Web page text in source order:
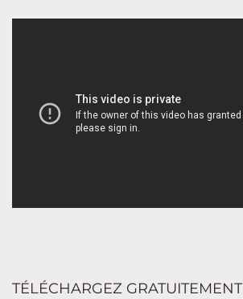
TÉLÉCHARGEZ GRATUITEMENT